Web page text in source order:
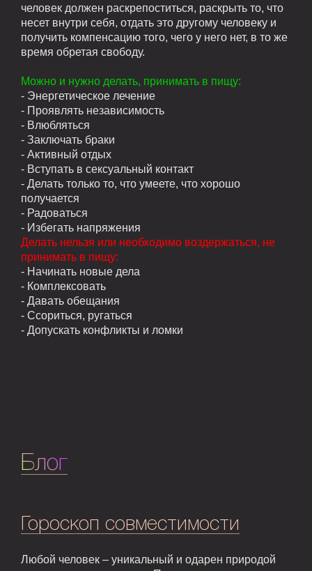
человек должен раскрепоститься, раскрыть то, что
несет внутри себя, отдать это другому человеку и
получить компенсацию того, чего у него нет, в то же
время обретая свободу.
Можно и нужно делать, принимать в пищу:
- Энергетическое лечение
- Проявлять независимость
- Влюбляться
- Заключать браки
- Активный отдых
- Вступать в сексуальный контакт
- Делать только то, что умеете, что хорошо
получается
- Радоваться
- Избегать напряжения
Делать нельзя или необходимо воздержаться, не
принимать в пищу:
- Начинать новые дела
- Комплексовать
- Давать обещания
- Ссориться, ругаться
- Допускать конфликты и ломки
Блог
Гороскоп совместимости
Любой человек – уникальный и одарен природой